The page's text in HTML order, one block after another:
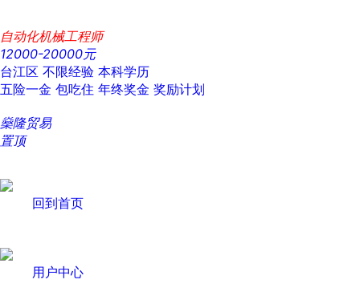
自动化机械工程师
12000-20000元
台江区 不限经验 本科学历
五险一金 包吃住 年终奖金 奖励计划
燊隆贸易
置顶
回到首页
用户中心